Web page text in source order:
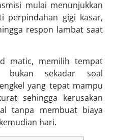
mulai menunjukkan
perpindahan gigi kasar,
respon lambat saat
matic, memilih tempat
bukan sekadar soal
yang tepat mampu
sehingga kerusakan
tanpa membuat biaya
hari.